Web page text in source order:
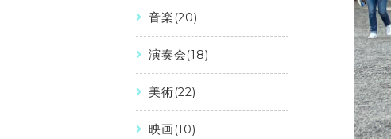
音楽(20)
演奏会(18)
美術(22)
映画(10)